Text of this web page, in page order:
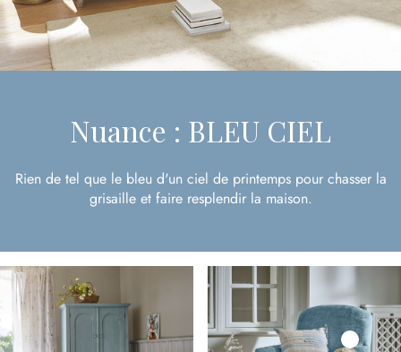
Nuance : BLEU CIEL
Rien de tel que le bleu d'un ciel de printemps pour chasser la
grisaille et faire resplendir la maison.